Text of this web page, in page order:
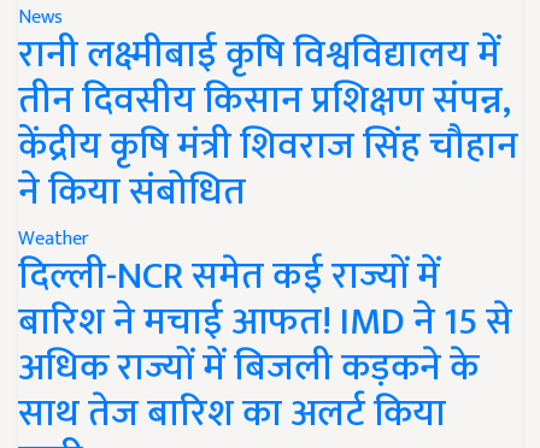
News
रानी लक्ष्मीबाई कृषि विश्वविद्यालय में
तीन दिवसीय किसान प्रशिक्षण संपन्न,
केंद्रीय कृषि मंत्री शिवराज सिंह चौहान
ने किया संबोधित
Weather
दिल्ली-NCR समेत कई राज्यों में
बारिश ने मचाई आफत! IMD ने 15 से
अधिक राज्यों में बिजली कड़कने के
साथ तेज बारिश का अलर्ट किया